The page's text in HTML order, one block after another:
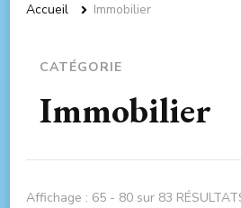
Accueil Immobilier
CATÉGORIE
Immobilier
Affichage : 65 - 80 sur 83